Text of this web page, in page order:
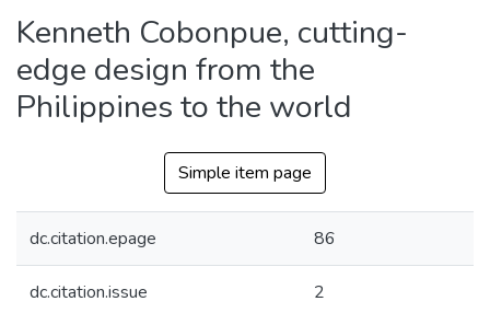
Statistics
Kenneth Cobonpue, cutting-
edge design from the
Philippines to the world
Simple item page
dc.citation.epage 86
dc.citation.issue 2